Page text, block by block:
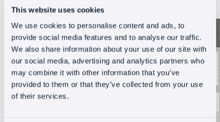
This website uses cookies
We use cookies to personalise content and ads, to
provide social media features and to analyse our traffic.
We also share information about your use of our site with
our social media, advertising and analytics partners who
may combine it with other information that you’ve
provided to them or that they’ve collected from your use
of their services.